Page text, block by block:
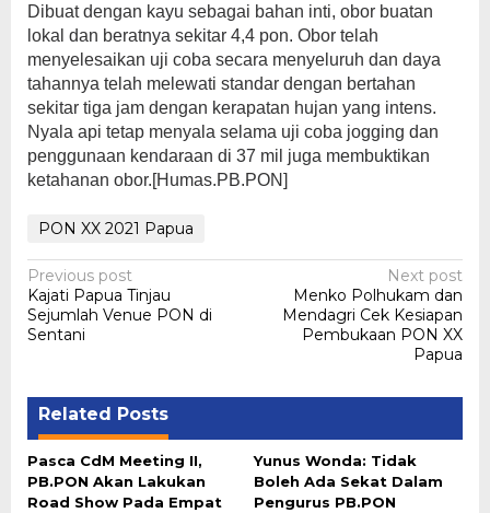
Dibuat dengan kayu sebagai bahan inti, obor buatan
lokal dan beratnya sekitar 4,4 pon. Obor telah
menyelesaikan uji coba secara menyeluruh dan daya
tahannya telah melewati standar dengan bertahan
sekitar tiga jam dengan kerapatan hujan yang intens.
Nyala api tetap menyala selama uji coba jogging dan
penggunaan kendaraan di 37 mil juga membuktikan
ketahanan obor.[Humas.PB.PON]
PON XX 2021 Papua
Post
navigation
Previous post
Kajati Papua Tinjau
Sejumlah Venue PON di
Sentani
Next post
Menko Polhukam dan
Mendagri Cek Kesiapan
Pembukaan PON XX
Papua
Related Posts
Pasca CdM Meeting II,
PB.PON Akan Lakukan
Road Show Pada Empat
Yunus Wonda: Tidak
Boleh Ada Sekat Dalam
Pengurus PB.PON